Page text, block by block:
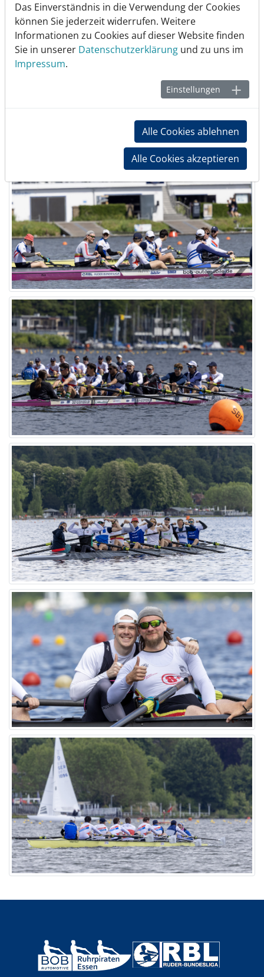
Das Einverständnis in die Verwendung der Cookies
können Sie jederzeit widerrufen. Weitere
Informationen zu Cookies auf dieser Website finden
Sie in unserer Datenschutzerklärung und zu uns im
Impressum.
Einstellungen
Alle Cookies ablehnen
Alle Cookies akzeptieren